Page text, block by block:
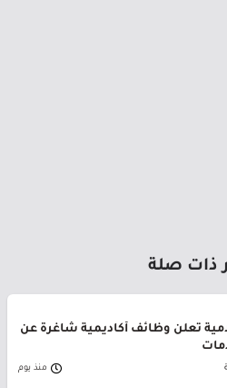
ذات صلة
تعلن وظائف أكاديمية شاغرة عن
منذ يوم